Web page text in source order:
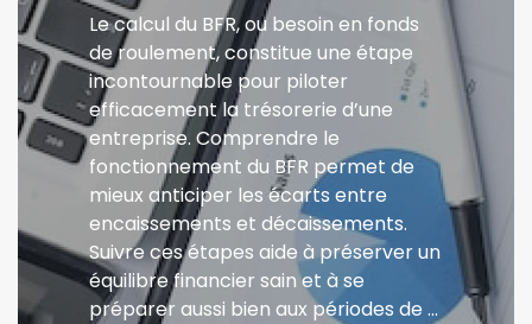
Le calcul du BFR, ou besoin en fonds
de roulement, constitue une étape
incontournable pour piloter
efficacement la trésorerie d’une
entreprise. Comprendre le
fonctionnement du BFR permet de
mieux anticiper les écarts entre
encaissements et décaissements.
Suivre ces étapes aide à préserver un
équilibre financier sain et à se
préparer aussi bien aux périodes de …